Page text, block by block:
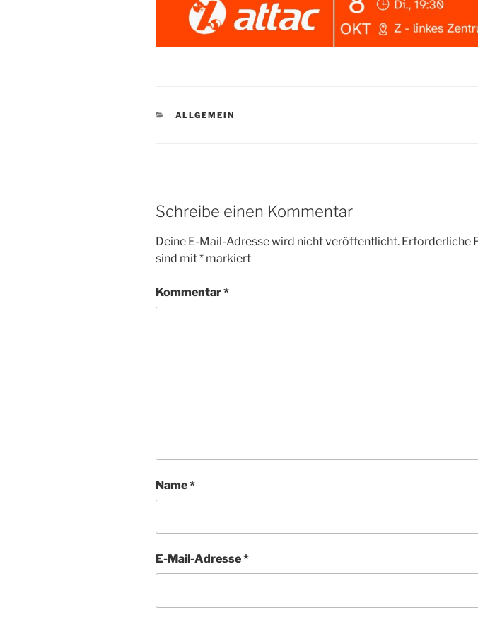
KATEGORIEN
ALLGEMEIN
Schreibe einen Kommentar
Deine E-Mail-Adresse wird nicht veröffentlicht. Erforderliche
sind mit* markiert
Kommentar*
Name*
E-Mail-Adresse*